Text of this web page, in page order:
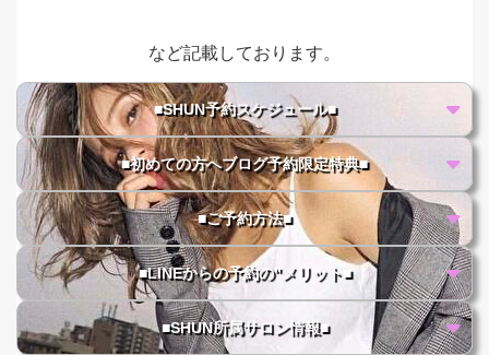
など記載しております。
■SHUN予約スケジュール■
■初めての方へブログ予約限定特典■
■ご予約方法■
■LINEからの予約の"メリット■
■SHUN所属サロン情報■